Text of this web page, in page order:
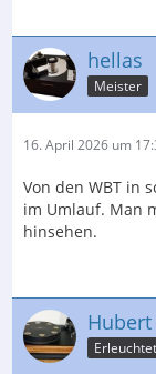
hellas
Meister
16. April 2026 um
Von den WBT in
im Umlauf. Man
hinsehen.
Hubert